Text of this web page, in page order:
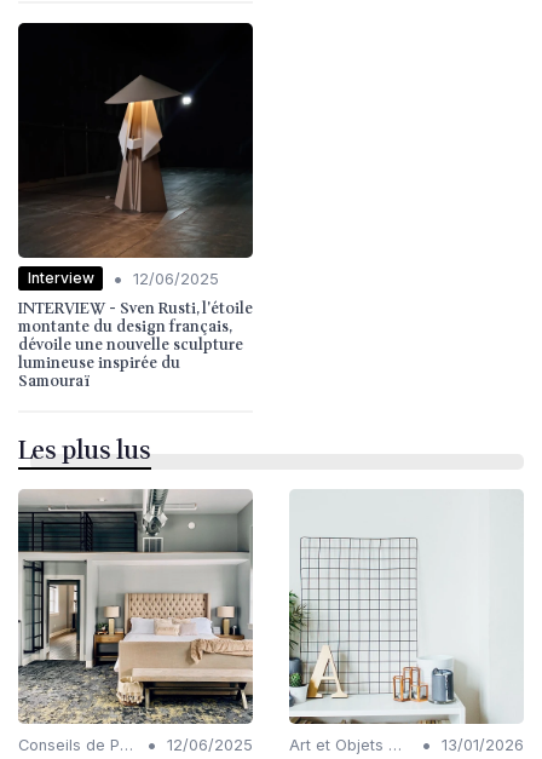
Interview • 12/06/2025
INTERVIEW - Sven Rusti, l'étoile
montante du design français,
dévoile une nouvelle sculpture
lumineuse inspirée du
Samouraï
Les plus lus
Conseils de Personnalisation • 12/06/2025 Art et Objets Décoratifs • 13/01/2026